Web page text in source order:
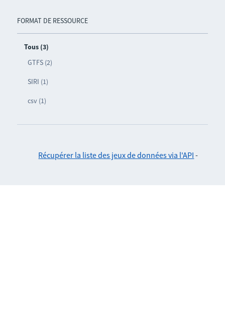
FORMAT DE RESSOURCE
Tous (3)
GTFS (2)
SIRI (1)
csv (1)
Récupérer la liste des jeux de données via l'API -